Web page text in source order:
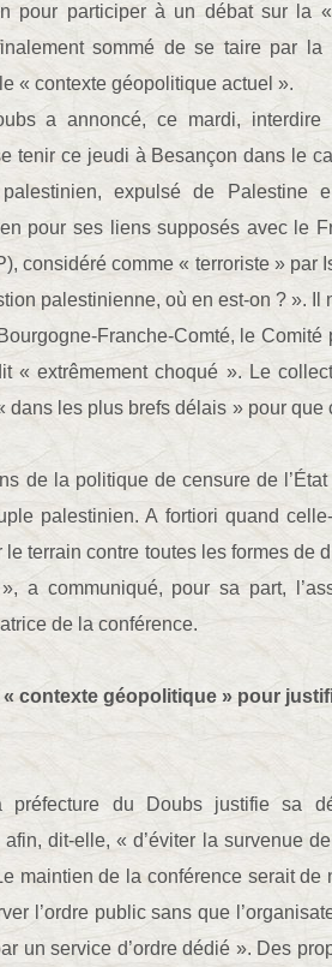
pour participer à un débat sur la
sommé de se taire par la
« contexte géopolitique actuel ».
a annoncé, ce mardi,
tenir ce jeudi à Besançon dans le
palestinien, expulsé de Palestine
pour ses liens supposés avec le
considéré comme « terroriste » par
palestinienne, où en est-on ? ». Il
Franche-Comté, le Comité
« extrêmement choqué ». Le
dans les plus brefs délais » pour que
de la politique de censure de
palestinien. A fortiori quand
le terrain contre toutes les formes de
a communiqué, pour sa part,
de la conférence.
« contexte géopolitique » pour
préfecture du Doubs justifie sa
dit-elle, « d’éviter la survenue
maintien de la conférence serait de
l’ordre public sans que
un service d’ordre dédié ». Des